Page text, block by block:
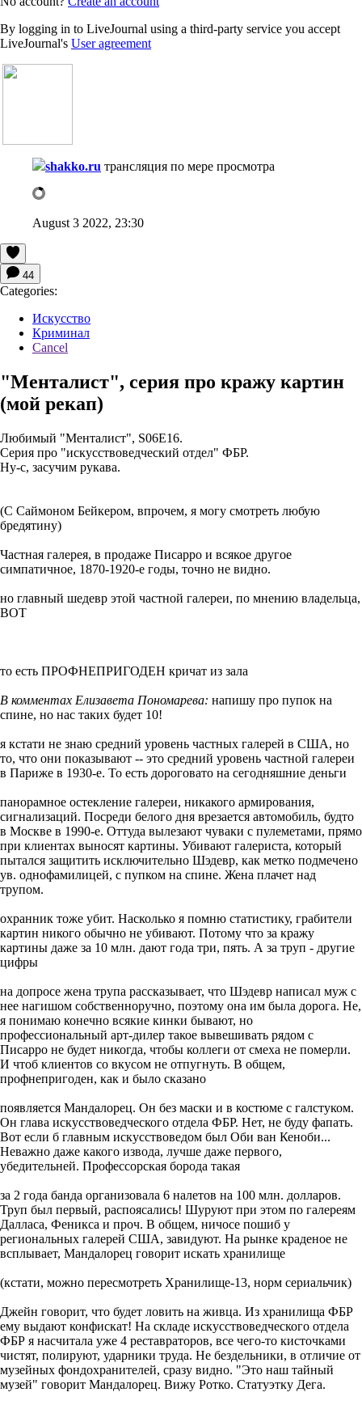
By logging in to LiveJournal using a third-party service you accept
LiveJournal's User agreement
shakko.ru трансляция по мере просмотра
August 3 2022, 23:30
44
Categories:
Искусство
Криминал
Cancel
"Менталист", серия про кражу картин
(мой рекап)
Любимый "Менталист", S06E16.
Серия про "искусствоведческий отдел" ФБР.
Ну-с, засучим рукава.
(С Саймоном Бейкером, впрочем, я могу смотреть любую
бредятину)
Частная галерея, в продаже Писарро и всякое другое
симпатичное, 1870-1920-е годы, точно не видно.
но главный шедевр этой частной галереи, по мнению владельца,
ВОТ
то есть ПРОФНЕПРИГОДЕН кричат из зала
В комментах Елизавета Пономарева: напишу про пупок на
спине, но нас таких будет 10!
я кстати не знаю средний уровень частных галерей в США, но
то, что они показывают -- это средний уровень частной галереи
в Париже в 1930-е. То есть дороговато на сегодняшние деньги
панорамное остекление галереи, никакого армирования,
сигнализаций. Посреди белого дня врезается автомобиль, будто
в Москве в 1990-е. Оттуда вылезают чуваки с пулеметами, прямо
при клиентах выносят картины. Убивают галериста, который
пытался защитить исключительно Шэдевр, как метко подмечено
ув. однофамилицей, с пупком на спине. Жена плачет над
трупом.
охранник тоже убит. Насколько я помню статистику, грабители
картин никого обычно не убивают. Потому что за кражу
картины даже за 10 млн. дают года три, пять. А за труп - другие
цифры
на допросе жена трупа рассказывает, что Шэдевр написал муж с
нее нагишом собственноручно, поэтому она им была дорога. Не,
я понимаю конечно всякие кинки бывают, но
профессиональный арт-дилер такое вывешивать рядом с
Писарро не будет никогда, чтобы коллеги от смеха не померли.
И чтоб клиентов со вкусом не отпугнуть. В общем,
профнепригоден, как и было сказано
появляется Мандалорец. Он без маски и в костюме с галстуком.
Он глава искусствоведческого отдела ФБР. Нет, не буду фапать.
Вот если б главным искусствоведом был Оби ван Кеноби...
Неважно даже какого извода, лучше даже первого,
убедительней. Профессорская борода такая
за 2 года банда организовала 6 налетов на 100 млн. долларов.
Труп был первый, распоясались! Шуруют при этом по галереям
Далласа, Феникса и проч. В общем, ничосе пошиб у
региональных галерей США, завидуют. На рынке краденое не
всплывает, Мандалорец говорит искать хранилище
(кстати, можно пересмотреть Хранилище-13, норм сериальчик)
Джейн говорит, что будет ловить на живца. Из хранилища ФБР
ему выдают конфискат! На складе искусствоведческого отдела
ФБР я насчитала уже 4 реставраторов, все чего-то кисточками
чистят, полируют, ударники труда. Не бездельники, в отличие от
музейных фондохранителей, сразу видно. "Это наш тайный
музей" говорит Мандалорец. Вижу Ротко. Статуэтку Дега.